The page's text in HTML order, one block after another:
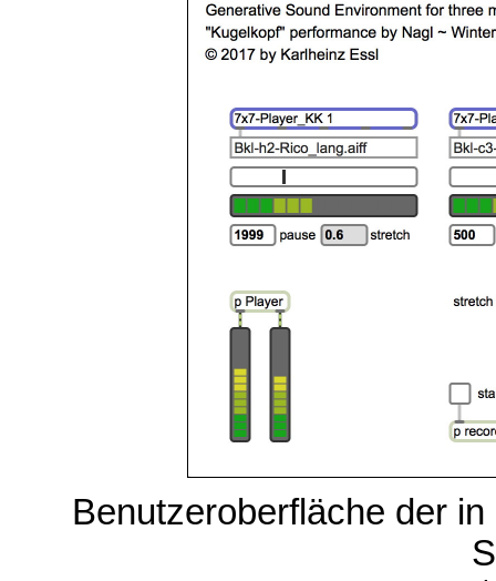
Benutzeroberfläche der